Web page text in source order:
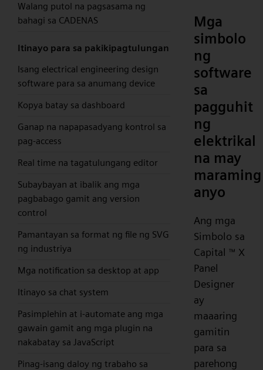
Walang putol na pagsasama ng
bahagi sa CADENAS
Itinayo para sa pakikipagtulungan
Isang electrical engineering design
software para sa anumang device
Kopya batay sa dashboard
Ganap na napapasadyang kontrol sa
pag-access
Real time na tagatulungang editor
Subaybayan at ibalik ang mga
pagbabago gamit ang version
control
Pamantayan sa format ng file ng SVG
ng industriya
Mga notification sa desktop at app
Itinayo sa chat system
Pasimplehin at i-automate ang mga
gawain gamit ang mga plugin na
nakabatay sa JavaScript
Pinag-isang daloy ng trabaho sa
Mga
simbolo
ng
software
sa
pagguhit
ng
elektrikal
na may
maraming
anyo
Ang mga
Simbolo sa
Capital ™ X
Panel
Designer
ay
maaaring
gamitin
para sa
parehong